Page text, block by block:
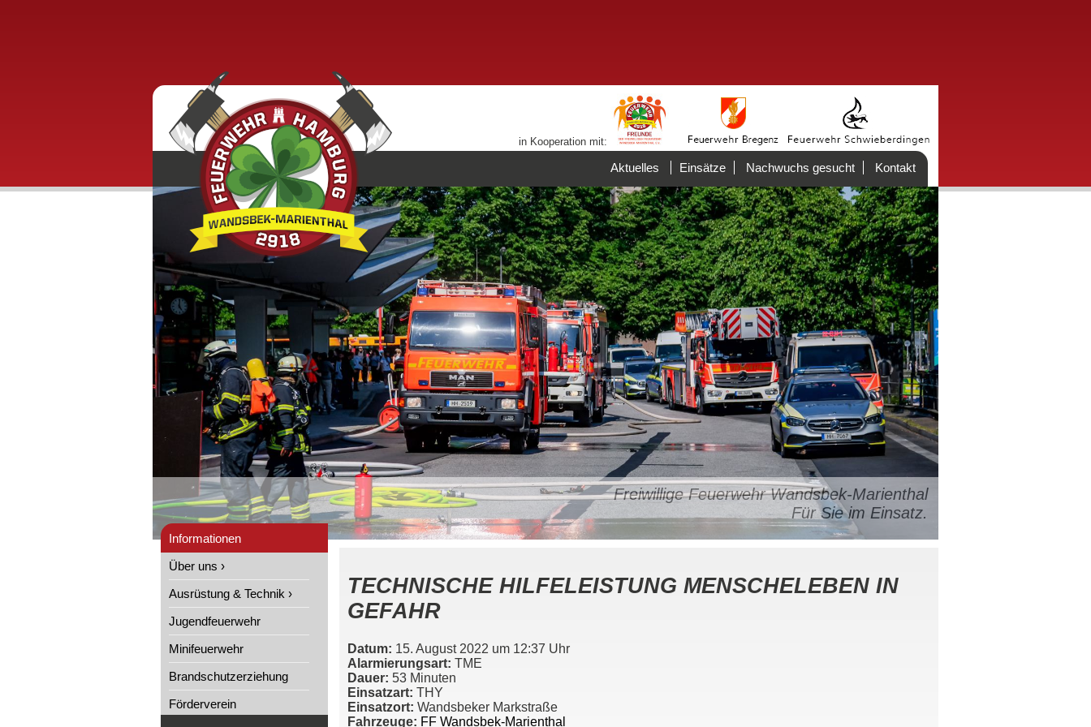
in Kooperation mit:
Aktuelles Einsätze Nachwuchs gesucht Kontakt
Freiwillige Feuerwehr Wandsbek-Marienthal
Für Sie im Einsatz.
Informationen
Über uns ›
Ausrüstung & Technik ›
Jugendfeuerwehr
Minifeuerwehr
Brandschutzerziehung
Förderverein
TECHNISCHE HILFELEISTUNG MENSCHELEBEN IN
GEFAHR
Datum: 15. August 2022 um 12:37 Uhr
Alarmierungsart: TME
Dauer: 53 Minuten
Einsatzart: THY
Einsatzort: Wandsbeker Markstraße
Fahrzeuge: FF Wandsbek-Marienthal